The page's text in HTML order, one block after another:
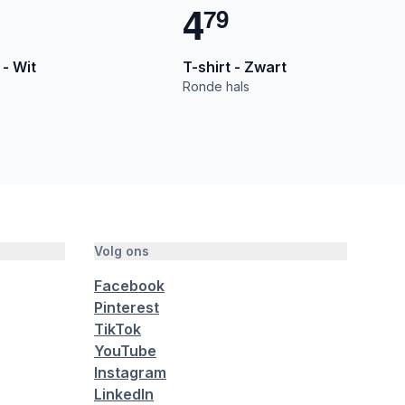
Wit
479
T-shirt - Zwart
Ronde hals
Volg ons
Facebook
Pinterest
TikTok
YouTube
Instagram
LinkedIn